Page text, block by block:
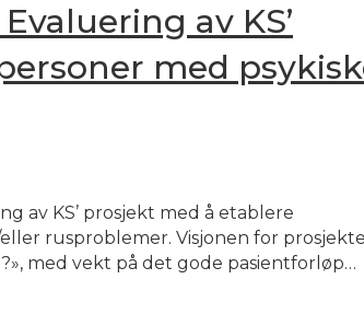
av KS’
med
av KS’ prosjekt med å etablere
rusproblemer. Visjonen for
med vekt på det gode pasientforløp…